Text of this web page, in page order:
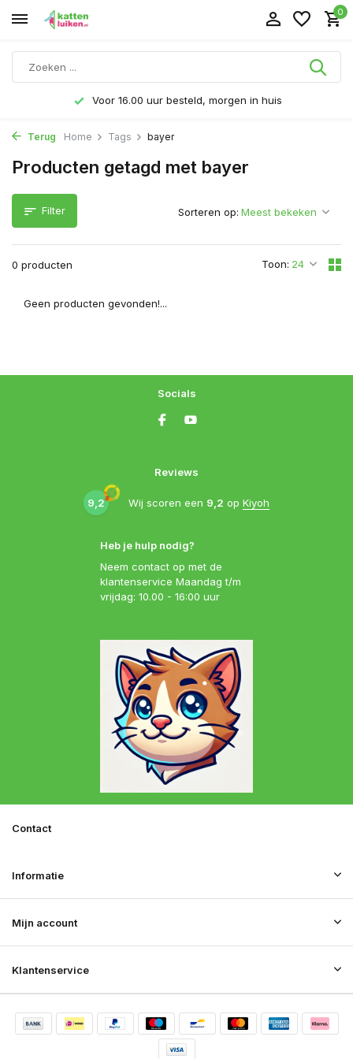
0
Voor 16.00 uur besteld, morgen in huis
Terug Home Tags bayer
Producten getagd met bayer
Filter
0 producten Toon:
Sorteren op:
Geen producten gevonden!...
Heb je hulp nodig?
Neem contact op met de
klantenservice Maandag t/m
vrijdag: 10.00 - 16:00 uur
Reviews
9,2 Wij scoren een 9,2 op Kiyoh
Socials
Klantenservice
Mijn account
Informatie
Contact